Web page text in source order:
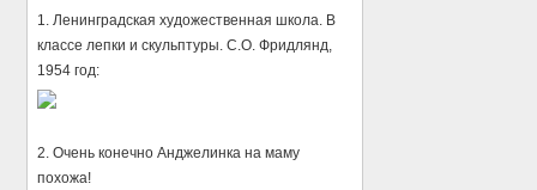
1. Ленинградская художественная школа. В
классе лепки и скульптуры. С.О. Фридлянд,
1954 год:
2. Очень конечно Анджелинка на маму
похожа!